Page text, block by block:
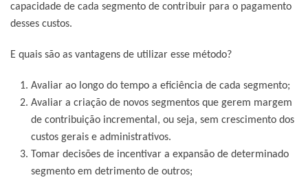
capacidade de cada segmento de contribuir para o pagamento
desses custos.
E quais são as vantagens de utilizar esse método?
Avaliar ao longo do tempo a eficiência de cada segmento;
Avaliar a criação de novos segmentos que gerem margem
de contribuição incremental, ou seja, sem crescimento dos
custos gerais e administrativos.
Tomar decisões de incentivar a expansão de determinado
segmento em detrimento de outros;